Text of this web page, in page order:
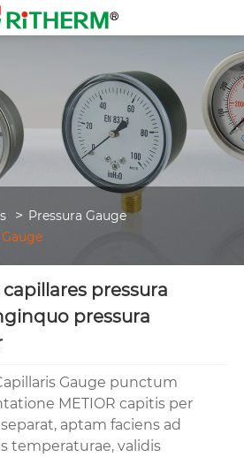
Pressura Gauge
pressura
pressura
Gauge punctum
METIOR capitis per
aptam faciens ad
temperaturae, validis